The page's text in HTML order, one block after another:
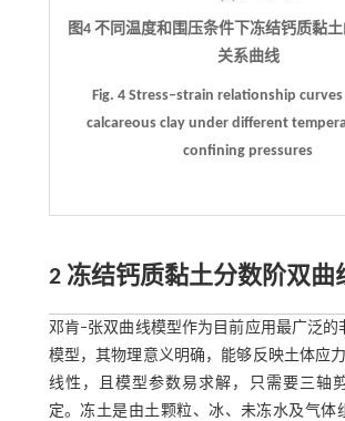
图4 不同温度和围压条件下冻结钙质黏
关系曲线
Fig. 4 Stress‒strain relationship
calcareous clay under different
confining pressures
2 冻结钙质黏土分数阶双曲
邓肯‒张双曲线模型作为目前应用最广泛的
模型，其物理意义明确，能够反映土体应
线性，且模型参数易求解，只需要三轴
定。冻土是由土颗粒、冰、未冻水及气体